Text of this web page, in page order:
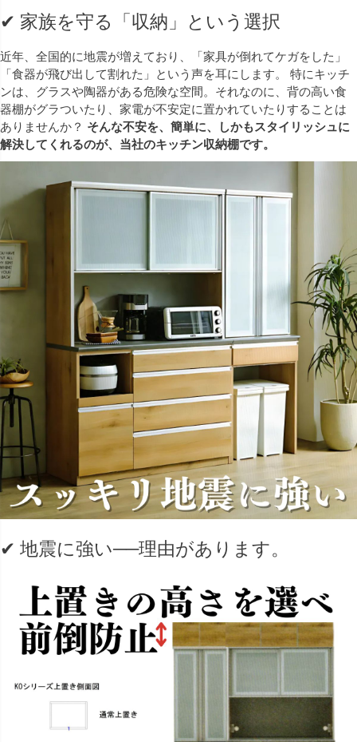
✔ 家族を守る「収納」という選択
近年、全国的に地震が増えており、「家具が倒れてケガをした」
「食器が飛び出して割れた」という声を耳にします。 特にキッチ
ンは、グラスや陶器がある危険な空間。それなのに、背の高い食
器棚がグラついたり、家電が不安定に置かれていたりすることは
ありませんか？ そんな不安を、簡単に、しかもスタイリッシュに
解決してくれるのが、当社のキッチン収納棚です。
✔ 地震に強い──理由があります。